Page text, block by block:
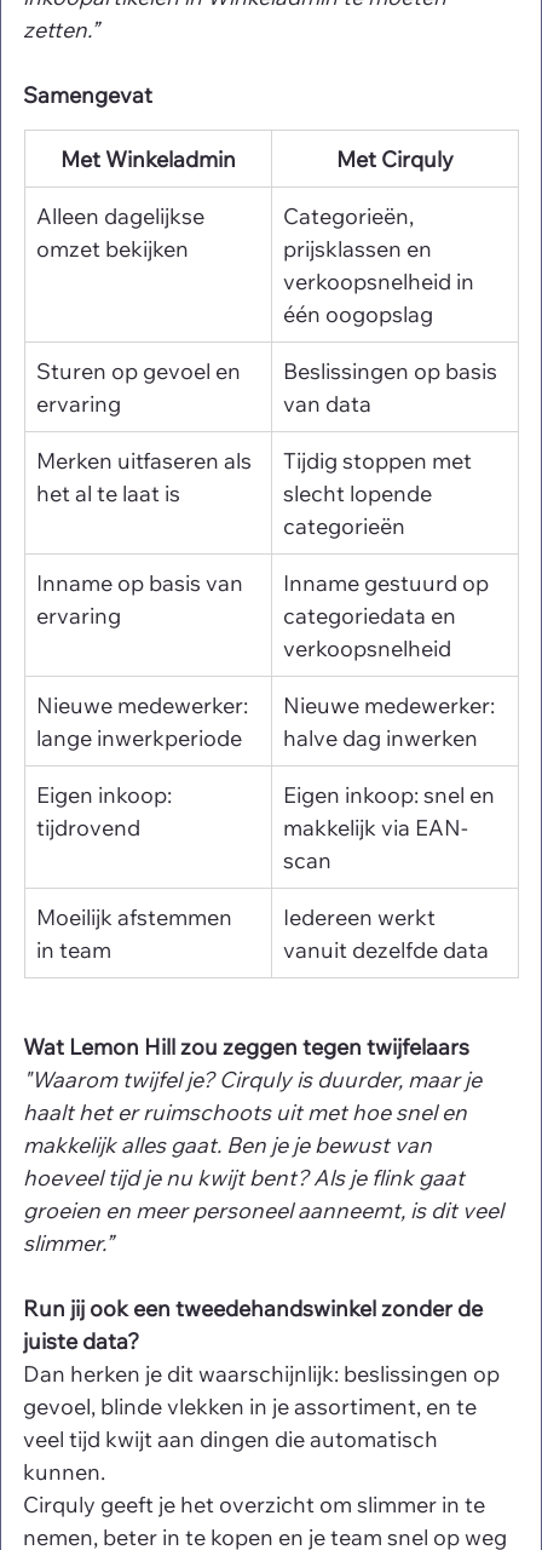
zetten.”
Samengevat
Met Winkeladmin Met Cirquly
Alleen dagelijkse
omzet bekijken
Categorieën,
prijsklassen en
verkoopsnelheid in
één oogopslag
Sturen op gevoel en
ervaring
Beslissingen op basis
van data
Merken uitfaseren als
het al te laat is
Tijdig stoppen met
slecht lopende
categorieën
Inname op basis van
ervaring
Inname gestuurd op
categoriedata en
verkoopsnelheid
Nieuwe medewerker:
lange inwerkperiode
Nieuwe medewerker:
halve dag inwerken
Eigen inkoop:
tijdrovend
Eigen inkoop: snel en
makkelijk via EAN-
scan
Moeilijk afstemmen
in team
Iedereen werkt
vanuit dezelfde data
Wat Lemon Hill zou zeggen tegen twijfelaars
"Waarom twijfel je? Cirquly is duurder, maar je
haalt het er ruimschoots uit met hoe snel en
makkelijk alles gaat. Ben je je bewust van
hoeveel tijd je nu kwijt bent? Als je flink gaat
groeien en meer personeel aanneemt, is dit veel
slimmer.”
Run jij ook een tweedehandswinkel zonder de
juiste data?
Dan herken je dit waarschijnlijk: beslissingen op
gevoel, blinde vlekken in je assortiment, en te
veel tijd kwijt aan dingen die automatisch
kunnen.
Cirquly geeft je het overzicht om slimmer in te
nemen, beter in te kopen en je team snel op weg